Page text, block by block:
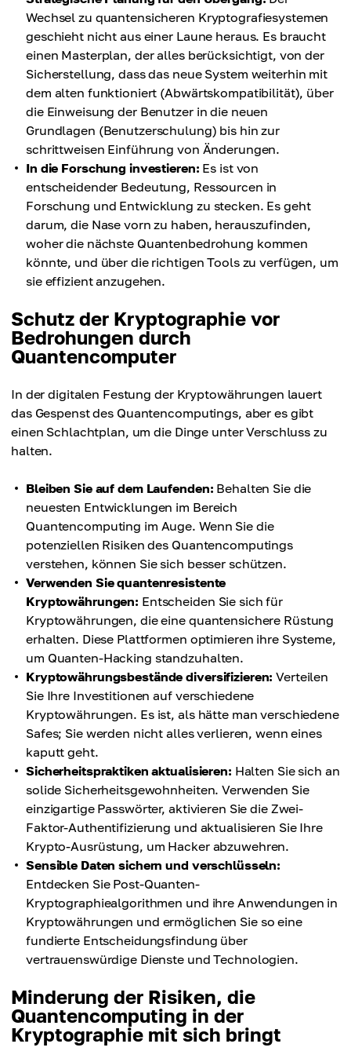
Wechsel zu quantensicheren Kryptografiesystemen
geschieht nicht aus einer Laune heraus. Es braucht
einen Masterplan, der alles berücksichtigt, von der
Sicherstellung, dass das neue System weiterhin mit
dem alten funktioniert (Abwärtskompatibilität), über
die Einweisung der Benutzer in die neuen
Grundlagen (Benutzerschulung) bis hin zur
schrittweisen Einführung von Änderungen.
In die Forschung investieren: Es ist von
entscheidender Bedeutung, Ressourcen in
Forschung und Entwicklung zu stecken. Es geht
darum, die Nase vorn zu haben, herauszufinden,
woher die nächste Quantenbedrohung kommen
könnte, und über die richtigen Tools zu verfügen, um
sie effizient anzugehen.
Schutz der Kryptographie vor
Bedrohungen durch
Quantencomputer
In der digitalen Festung der Kryptowährungen lauert
das Gespenst des Quantencomputings, aber es gibt
einen Schlachtplan, um die Dinge unter Verschluss zu
halten.
Bleiben Sie auf dem Laufenden: Behalten Sie die
neuesten Entwicklungen im Bereich
Quantencomputing im Auge. Wenn Sie die
potenziellen Risiken des Quantencomputings
verstehen, können Sie sich besser schützen.
Verwenden Sie quantenresistente
Kryptowährungen: Entscheiden Sie sich für
Kryptowährungen, die eine quantensichere Rüstung
erhalten. Diese Plattformen optimieren ihre Systeme,
um Quanten-Hacking standzuhalten.
Kryptowährungsbestände diversifizieren: Verteilen
Sie Ihre Investitionen auf verschiedene
Kryptowährungen. Es ist, als hätte man verschiedene
Safes; Sie werden nicht alles verlieren, wenn eines
kaputt geht.
Sicherheitspraktiken aktualisieren: Halten Sie sich an
solide Sicherheitsgewohnheiten. Verwenden Sie
einzigartige Passwörter, aktivieren Sie die Zwei-
Faktor-Authentifizierung und aktualisieren Sie Ihre
Krypto-Ausrüstung, um Hacker abzuwehren.
Sensible Daten sichern und verschlüsseln:
Entdecken Sie Post-Quanten-
Kryptographiealgorithmen und ihre Anwendungen in
Kryptowährungen und ermöglichen Sie so eine
fundierte Entscheidungsfindung über
vertrauenswürdige Dienste und Technologien.
Minderung der Risiken, die
Quantencomputing in der
Kryptographie mit sich bringt